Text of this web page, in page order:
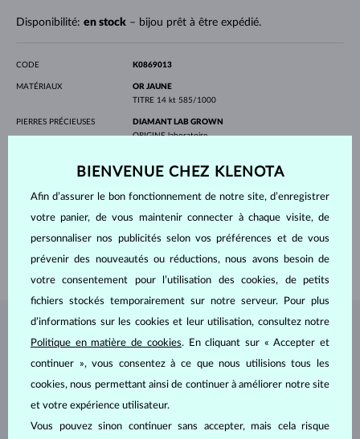
Disponibilité: en stock– bijou prêt à être expédié.
CODE K0869013
MATÉRIAUX
OR JAUNE
TITRE 14 kt 585/1000
PIERRES PRÉCIEUSES
DIAMANT LAB GROWN
ORIGINElaboratoire
COULEURF
POIDS0.690 ct
LARGEUR 2.80 mm
POIDS 2.20 g
BIJOUX DE L'ATELIER KLENOTA
BIENVENUE CHEZ KLENOTA
Afin d’assurer le bon fonctionnement de notre site, d’enregistrer
votre panier, de vous maintenir connecter à chaque visite, de
personnaliser nos publicités selon vos préférences et de vous
prévenir des nouveautés ou réductions, nous avons besoin de
votre consentement pour l’utilisation des cookies, de petits
fichiers stockés temporairement sur notre serveur. Pour plus
d’informations sur les cookies et leur utilisation, consultez notre
Politique en matière de cookies. En cliquant sur « Accepter et
continuer », vous consentez à ce que nous utilisions tous les
cookies, nous permettant ainsi de continuer à améliorer notre site
et votre expérience utilisateur.
Vous pouvez sinon continuer sans accepter, mais cela risque